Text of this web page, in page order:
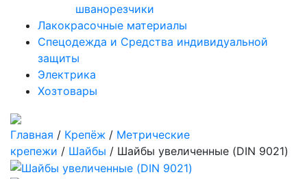
шванорезчики
Лакокрасочные материалы
Спецодежда и Средства индивидуальной
защиты
Электрика
Хозтовары
Главная / Крепёж / Метрические
крепежи / Шайбы / Шайбы увеличенные (DIN 9021)